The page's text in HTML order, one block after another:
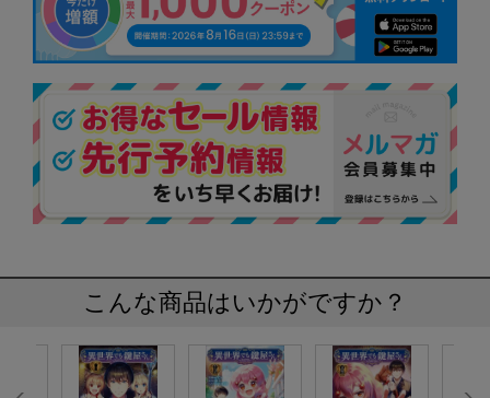
こんな商品はいかがですか？